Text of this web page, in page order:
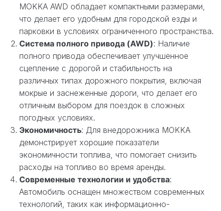
MOKKA AWD обладает компактными размерами,
что делает его удобным для городской езды и
парковки в условиях ограниченного пространства.
Система полного привода (AWD): Наличие
полного привода обеспечивает улучшенное
сцепление с дорогой и стабильность на
различных типах дорожного покрытия, включая
мокрые и заснеженные дороги, что делает его
отличным выбором для поездок в сложных
погодных условиях.
Экономичность: Для внедорожника MOKKA
демонстрирует хорошие показатели
экономичности топлива, что помогает снизить
расходы на топливо во время аренды.
Современные технологии и удобства:
Автомобиль оснащен множеством современных
технологий, таких как информационно-